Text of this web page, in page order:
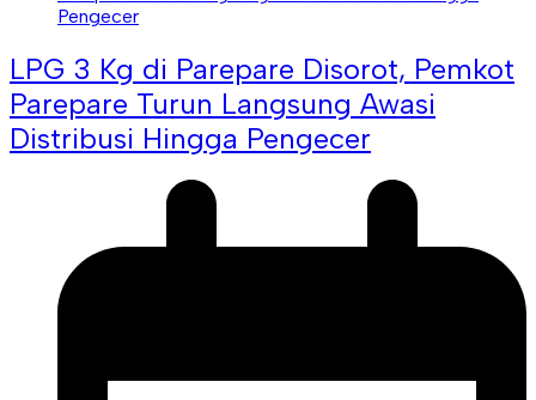
LPG 3 Kg di Parepare Disorot, Pemkot
Parepare Turun Langsung Awasi
Distribusi Hingga Pengecer